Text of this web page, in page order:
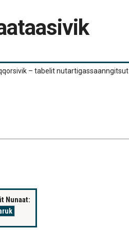
– tabelit nutartigassaanngitsut
Nunaat: